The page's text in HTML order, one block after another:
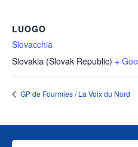
LUOGO
Slovacchia
Slovakia (Slovak Republic) +
GP de Fourmies / La Voix du Nord